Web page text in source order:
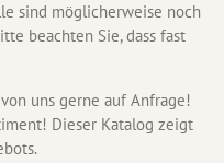
sind möglicherweise noch
beachten Sie, dass fast
uns gerne auf Anfrage!
Dieser Katalog zeigt